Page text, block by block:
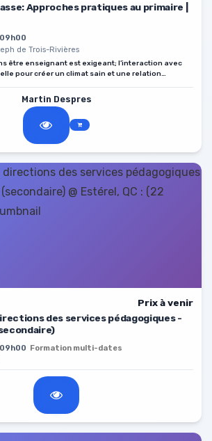
Approches pratiques au primaire |
de Trois-Rivières
être enseignant est exigeant; l’interaction avec
pour créer un climat sain et une relation
Martin Despres
Prix à venir
des services pédagogiques -
Formation multi-dates